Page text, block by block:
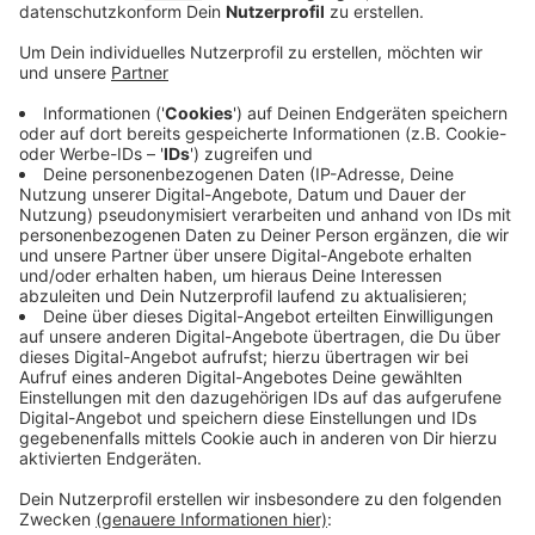
Projektes „An die Wand gespielt“ realisiert.
Veröffentlicht: Donnerstag, 29.09.2022 15:10
Anzeige
Mithilfe von Archivmaterial, Kurzfilmen und Interviews
haben sie einen multimedialen Spaziergang
vorbereitet. Dabei gibt es außerdem Ausschnitte aus
einem Zeitzeugengespräch mit der damaligen DDR-
Nationalspielerin und ehemaligen Bayer 04-Trainerin
Doreen Meier. Die Filmclips werden während des
Spaziergangs an Hauswände und Mauern projiziert. Der
etwa zweistündige Walk startet am Donnerstagabend
(29.09.2022) um 19:45 Uhr an der BayArena. Die
Teilnahme ist kostenlos.
Anzeige